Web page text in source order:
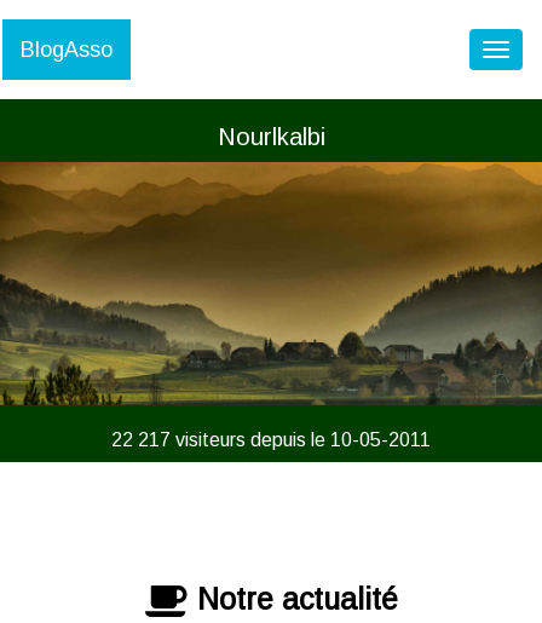
BlogAsso
Nourlkalbi
22 217 visiteurs depuis le 10-05-2011
Notre actualité